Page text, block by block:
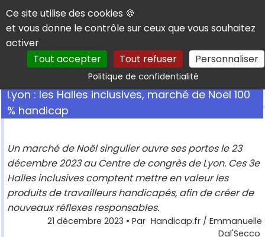
Panneau de gestion des cookies
Ce site utilise des cookies 🍪
et vous donne le contrôle sur ceux que vous souhaitez
activer
Tout accepter
Tout refuser Personnaliser
Politique de confidentialitéRechercher
Lyon : les Halles inclusives, marché de Noël 100
% handicap
Un marché de Noël singulier ouvre ses portes le 23
décembre 2023 au Centre de congrès de Lyon. Ces 3e
Halles inclusives comptent mettre en valeur les
produits de travailleurs handicapés, afin de créer de
nouveaux réflexes responsables.
21 décembre 2023 • Par Handicap.fr / Emmanuelle
Dal'Secco